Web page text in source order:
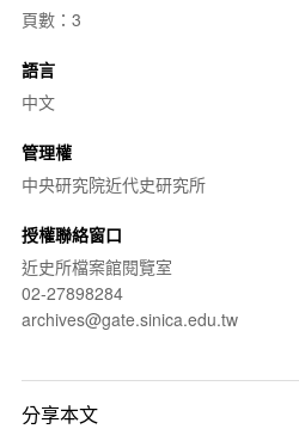
頁數：3
語言
中文
管理權
中央研究院近代史研究所
授權聯絡窗口
近史所檔案館閱覽室
02-27898284
archives@gate.sinica.edu.tw
分享本文